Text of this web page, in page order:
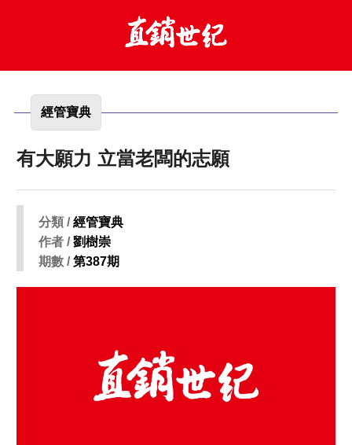
經管寶典
有大願力 立當老闆的志願
分類 /經管寶典
作者 /劉樹崇
期數 /第387期